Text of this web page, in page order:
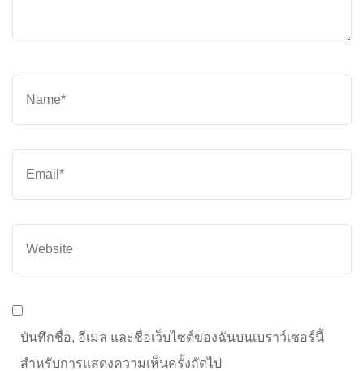
บันทึกชื่อ, อีเมล และชื่อเว็บไซต์ของฉันบนเบราว์เซอร์นี้
สำหรับการแสดงความเห็นครั้งถัดไป